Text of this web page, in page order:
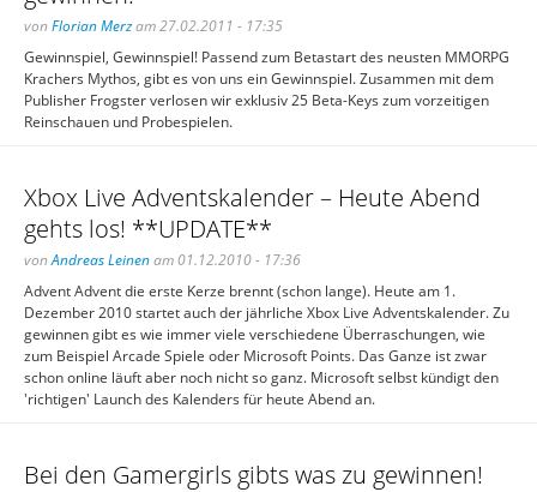
von Florian Merzam 27.02.2011 - 17:35
Gewinnspiel, Gewinnspiel! Passend zum Betastart des neusten MMORPG
Krachers Mythos, gibt es von uns ein Gewinnspiel. Zusammen mit dem
Publisher Frogster verlosen wir exklusiv 25 Beta-Keys zum vorzeitigen
Reinschauen und Probespielen.
Xbox Live Adventskalender – Heute Abend
gehts los! **UPDATE**
vonAndreas Leinenam 01.12.2010 - 17:36
Advent Advent die erste Kerze brennt (schon lange). Heute am 1.
Dezember 2010 startet auch der jährliche Xbox Live Adventskalender. Zu
gewinnen gibt es wie immer viele verschiedene Überraschungen, wie
zum Beispiel Arcade Spiele oder Microsoft Points. Das Ganze ist zwar
schon online läuft aber noch nicht so ganz. Microsoft selbst kündigt den
'richtigen' Launch des Kalenders für heute Abend an.
Bei den Gamergirls gibts was zu gewinnen!